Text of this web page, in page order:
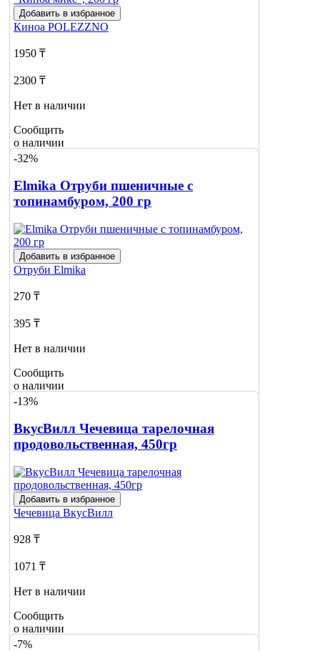
Добавить в избранное
Киноа POLEZZNO
1950 ₸
2300 ₸
Нет в наличии
Сообщить
о наличии
-32%
Elmika Отруби пшеничные с
топинамбуром, 200 гр
Добавить в избранное
Отруби Elmika
270 ₸
395 ₸
Нет в наличии
Сообщить
о наличии
-13%
ВкусВилл Чечевица тарелочная
продовольственная, 450гр
Добавить в избранное
Чечевица ВкусВилл
928 ₸
1071 ₸
Нет в наличии
Сообщить
о наличии
-7%